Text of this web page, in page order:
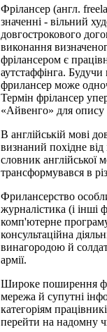
Фрілaнсер (англ.
значенні - вільний
довгострокового
виконання
фрілансером є
аутстаффінга. Будучи
фрилансер може
Термін фрілансер
«Айвенго» для опису
В англійській мові
визнаний похідне
словник англійської
трансформувався в
Фрилансерство
журналістика (і інші
комп'ютерне
консультаційна
винагородою й
армії.
Широке поширення
мережа й супутні
категоріям
перейти на надомну